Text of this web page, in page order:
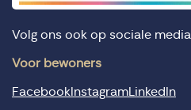
Volg ons ook op sociale media
Voor bewoners
FacebookInstagramLinkedIn